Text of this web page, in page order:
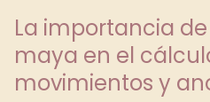
La importancia
maya en el
movimientos y